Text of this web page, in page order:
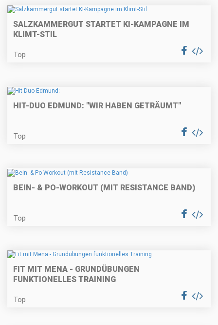
SALZKAMMERGUT STARTET KI-KAMPAGNE IM
KLIMT-STIL
Top
HIT-DUO EDMUND: "WIR HABEN GETRÄUMT"
Top
BEIN- & PO-WORKOUT (MIT RESISTANCE BAND)
Top
FIT MIT MENA - GRUNDÜBUNGEN
FUNKTIONELLES TRAINING
Top